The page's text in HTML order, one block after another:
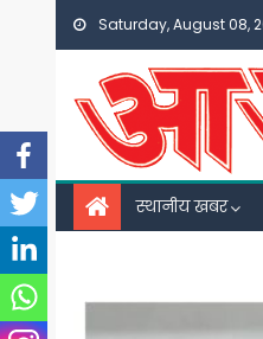
Skip
content
Saturday, August 08,
स्थानीय खबर